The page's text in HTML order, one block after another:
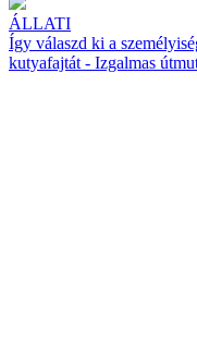
ÁLLATI
Így válaszd ki a
kutyafajtát - Izgalmas